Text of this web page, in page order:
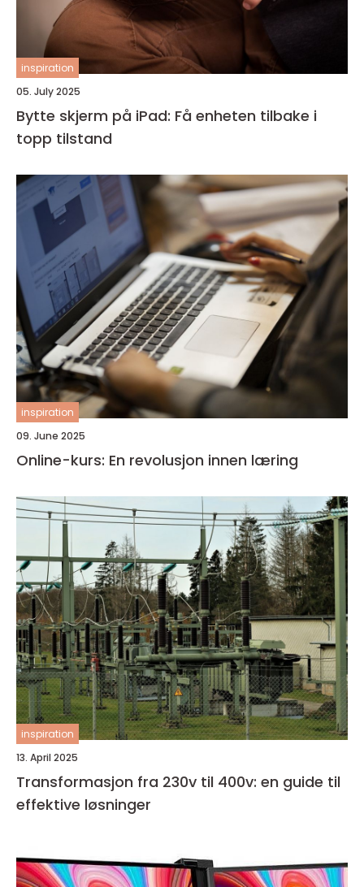
inspiration
05. July 2025
Bytte skjerm på iPad: Få enheten tilbake i
topp tilstand
inspiration
09. June 2025
Online-kurs: En revolusjon innen læring
inspiration
13. April 2025
Transformasjon fra 230v til 400v: en guide til
effektive løsninger